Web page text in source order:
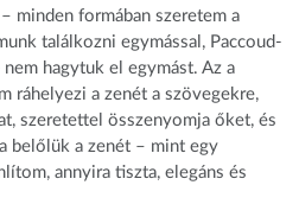
minden formában szeretem a
találkozni egymással, Paccoud-
hagytuk el egymást. Az a
ráhelyezi a zenét a szövegekre,
szeretettel összenyomja őket, és
belőlük a zenét – mint egy
annyira tiszta, elegáns és